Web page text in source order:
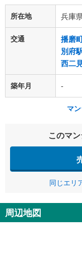
所在地 兵庫
交通 播磨
別府
西二
築年月 -
マ
このマ
同じエリ
周辺地図